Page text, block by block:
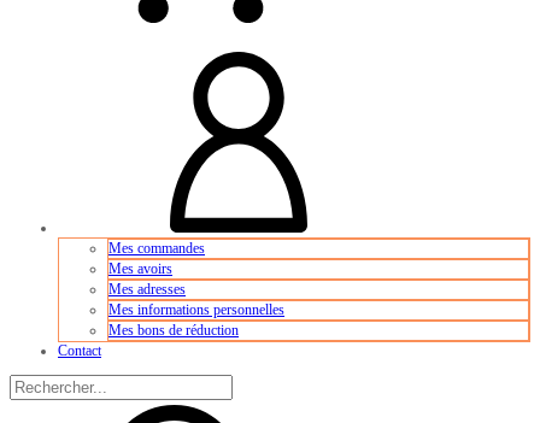
Mes commandes
Mes avoirs
Mes adresses
Mes informations personnelles
Mes bons de réduction
Contact